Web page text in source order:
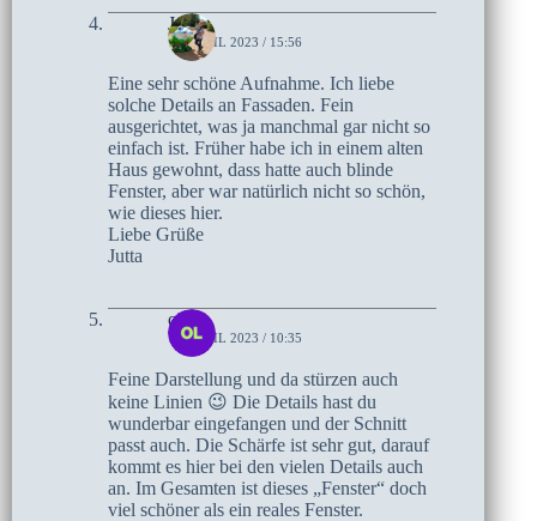
Jutta
10. APRIL 2023 / 15:56
Eine sehr schöne Aufnahme. Ich liebe
solche Details an Fassaden. Fein
ausgerichtet, was ja manchmal gar nicht so
einfach ist. Früher habe ich in einem alten
Haus gewohnt, dass hatte auch blinde
Fenster, aber war natürlich nicht so schön,
wie dieses hier.
Liebe Grüße
Jutta
olaf
10. APRIL 2023 / 10:35
Feine Darstellung und da stürzen auch
keine Linien 😉 Die Details hast du
wunderbar eingefangen und der Schnitt
passt auch. Die Schärfe ist sehr gut, darauf
kommt es hier bei den vielen Details auch
an. Im Gesamten ist dieses „Fenster“ doch
viel schöner als ein reales Fenster.